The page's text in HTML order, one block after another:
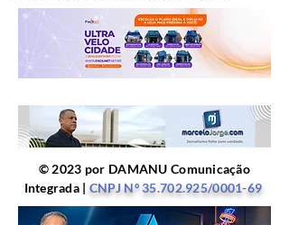
© 2023 por DAMANU Comunicação
Integrada | CNPJ Nº35.702.925/0001-69